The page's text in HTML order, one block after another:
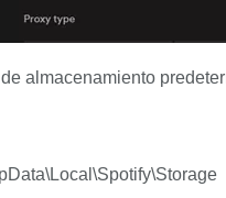
almacenamiento